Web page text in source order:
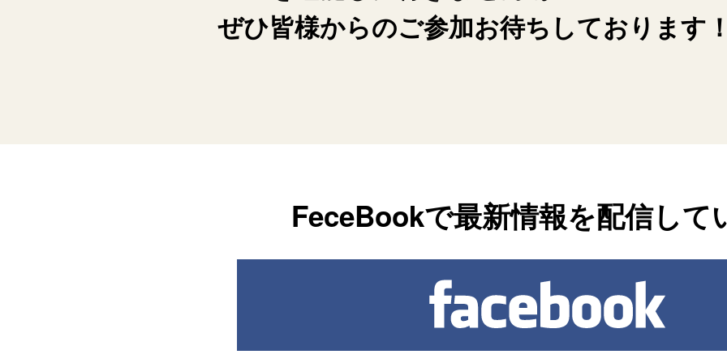
ぜひ皆様からのご参加お待ちしております
FeceBookで最新情報を配信して